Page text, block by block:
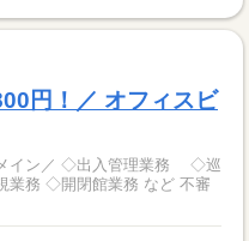
円！／ オフィスビ
◇開閉館業務 など 不審